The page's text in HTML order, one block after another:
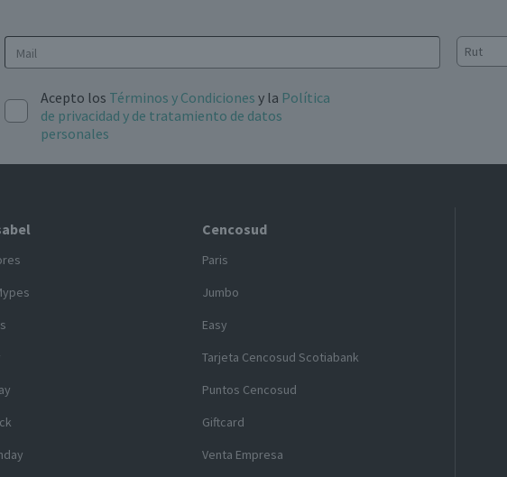
Acepto los Términos y Condiciones y la Política
de privacidad y de tratamiento de datos
personales
Cencosud
Paris
Jumbo
Easy
Tarjeta Cencosud Scotiabank
Puntos Cencosud
Giftcard
Venta Empresa